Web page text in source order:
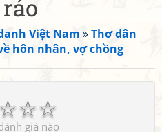
Việt Nam »Thơ dân
hôn nhân, vợ chồng
☆
☆
☆
giá nào